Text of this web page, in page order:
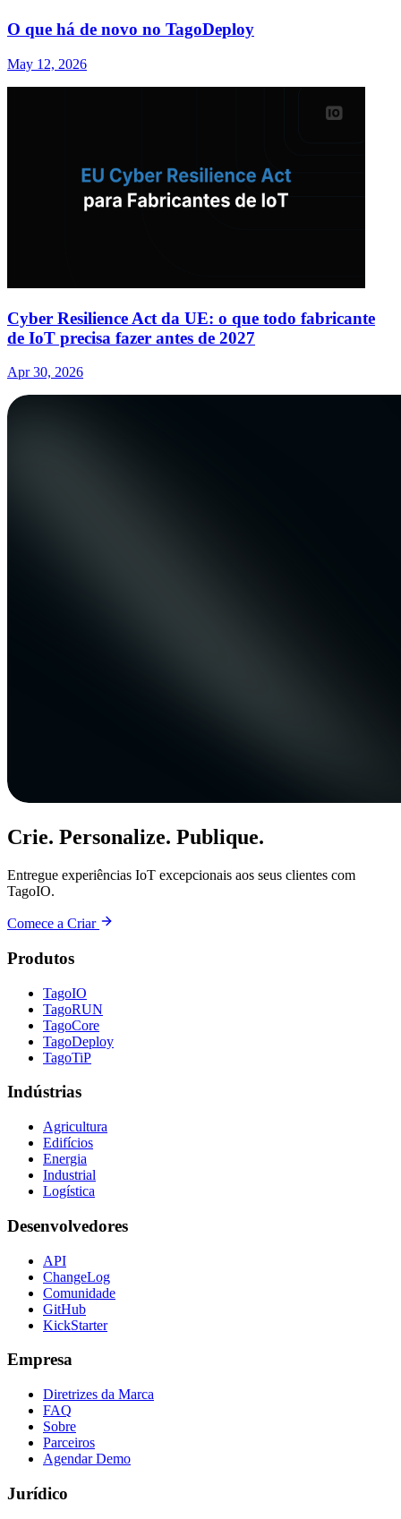
O que há de novo no TagoDeploy
May 12, 2026
Cyber Resilience Act da UE: o que todo fabricante
de IoT precisa fazer antes de 2027
Apr 30, 2026
Crie. Personalize. Publique.
Entregue experiências IoT excepcionais aos seus clientes com
TagoIO.
Comece a Criar
Produtos
TagoIO
TagoRUN
TagoCore
TagoDeploy
TagoTiP
Indústrias
Agricultura
Edifícios
Energia
Industrial
Logística
Desenvolvedores
API
ChangeLog
Comunidade
GitHub
KickStarter
Empresa
Diretrizes da Marca
FAQ
Sobre
Parceiros
Agendar Demo
Jurídico